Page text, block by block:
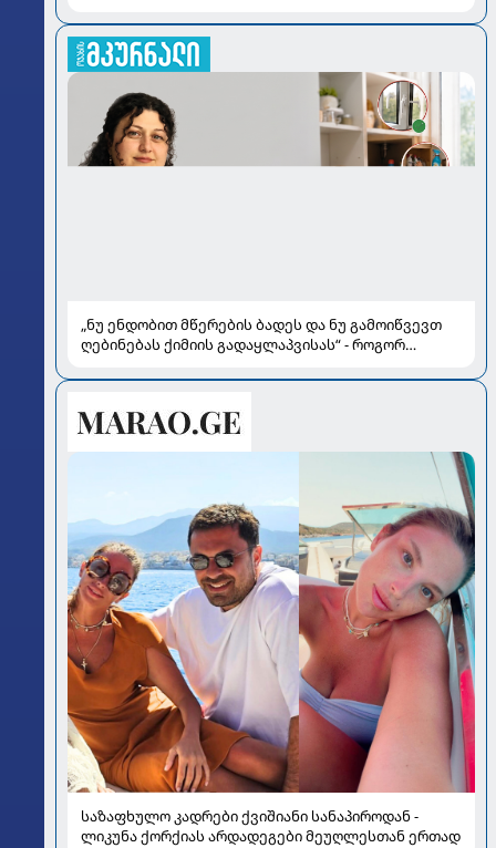
„ნუ ენდობით მწერების ბადეს და ნუ გამოიწვევთ
ღებინებას ქიმიის გადაყლაპვისას“ - როგორ
სალომე ახვლედიანის რჩევები
საზაფხულო კადრები ქვიშიანი სანაპიროდან -
ლიკუნა ქორქიას არდადეგები მეუღლესთან ერთად